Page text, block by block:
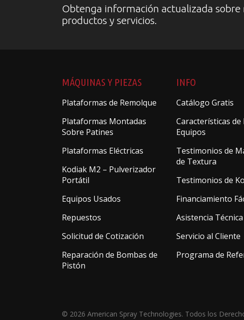
Obtenga información actualizada sobre
productos y servicios.
MÁQUINAS Y PIEZAS
Plataformas de Remolque
Plataformas Montadas
Sobre Patines
Plataformas Eléctricas
Kodiak M2 – Pulverizador
Portátil
Equipos Usados
Repuestos
Solicitud de Cotización
Reparación de Bombas de
Pistón
INFO
Catálogo Gratis
Características de
Equipos
Testimonios de
de Textura
Testimonios de
Financiamiento
Asistencia Técnica
Servicio al Cliente
Programa de
© 2026 American Spray Technologies. Todos los